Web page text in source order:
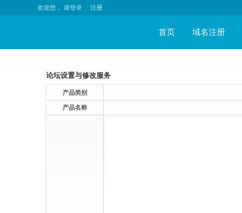
欢迎您， 请登录 注册
首页 域名注册
论坛设置与修改服务
产品类别
产品名称